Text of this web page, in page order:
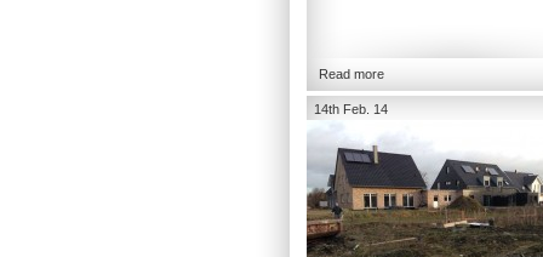
Read more
14th Feb. 14